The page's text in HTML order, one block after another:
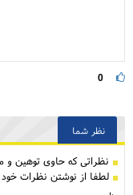
0
نظر شما
نظراتی كه حاوی توهین و
لطفا از نوشتن نظرات